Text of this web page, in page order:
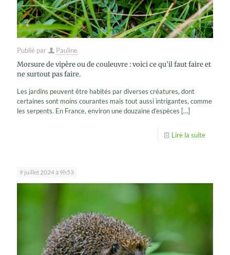
Publié par Pauline
Morsure de vipère ou de couleuvre : voici ce qu’il faut faire et
ne surtout pas faire.
Les jardins peuvent être habités par diverses créatures, dont
certaines sont moins courantes mais tout aussi intrigantes, comme
les serpents. En France, environ une douzaine d’espèces […]
Lire la suite
9 juillet 2024 à 9h53